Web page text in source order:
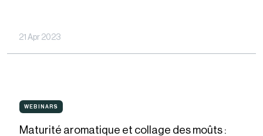
Bourgogne
phases
pré-
21 Apr 2023
Maturité
aromatique
WEBINARS
WEBINARS
Maturité aromatique et collage des moûts :